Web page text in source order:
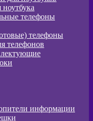
телефоны
телефоны
телефонов
информации